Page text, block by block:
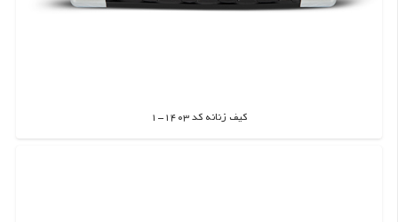
کیف زنانه کد 1403-1
اطلاعات بیشتر